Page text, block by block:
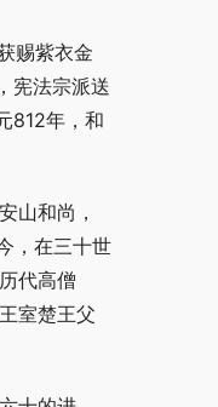
赐紫衣金
宪法宗派送
812年，和
山和尚，
，在三十世
代高僧
室楚王父